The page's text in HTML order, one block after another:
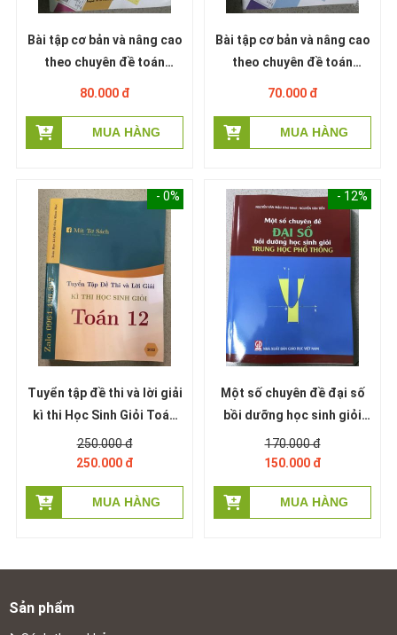
Bài tập cơ bản và nâng cao
theo chuyên đề toán
80.000 đ
Bài tập cơ bản và nâng cao
theo chuyên đề toán
Phan Huy Khải
70.000 đ
- 0%
Tuyển tập đề thi và lời giải
kì thi Học Sinh Giỏi Toán
12 (miễn phí giao hàng)
250.000 đ
250.000 đ
- 12%
Một số chuyên đề đại số
bồi dưỡng học sinh giỏi
trung học phổ thông -
Nguyễn Văn Mậu
170.000 đ
150.000 đ
Sản phẩm